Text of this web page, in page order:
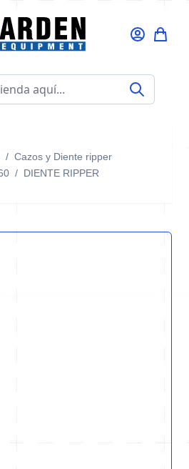
aquí...
/ Cazos y Diente ripper
/ DIENTE RIPPER